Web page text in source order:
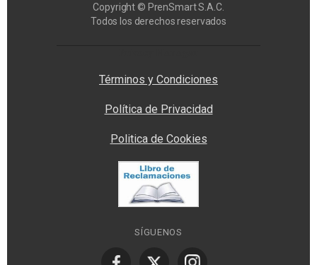
Copyright © PrenSmart S.A.C.
Todos los derechos reservados
Términos y Condiciones
Política de Privacidad
Politica de Cookies
SÍGUENOS